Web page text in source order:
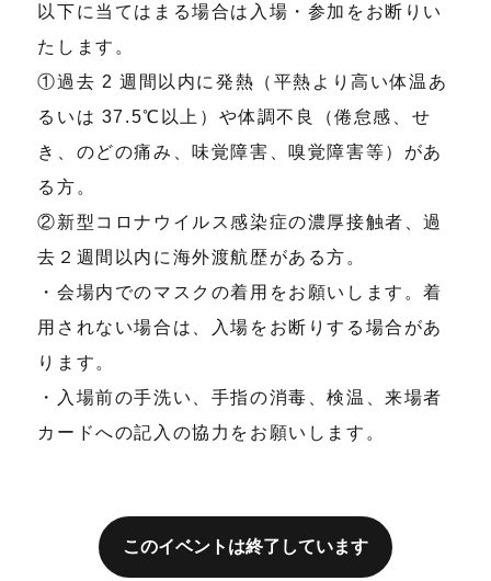
以下に当てはまる場合は入場・参加をお断りい
たします。
①過去 2 週間以内に発熱（平熱より高い体温あ
るいは 37.5℃以上）や体調不良（倦怠感、せ
き、のどの痛み、味覚障害、嗅覚障害等）があ
る方。
②新型コロナウイルス感染症の濃厚接触者、過
去２週間以内に海外渡航歴がある方。
・会場内でのマスクの着用をお願いします。着
用されない場合は、入場をお断りする場合があ
ります。
・入場前の手洗い、手指の消毒、検温、来場者
カードへの記入の協力をお願いします。
このイベントは終了しています